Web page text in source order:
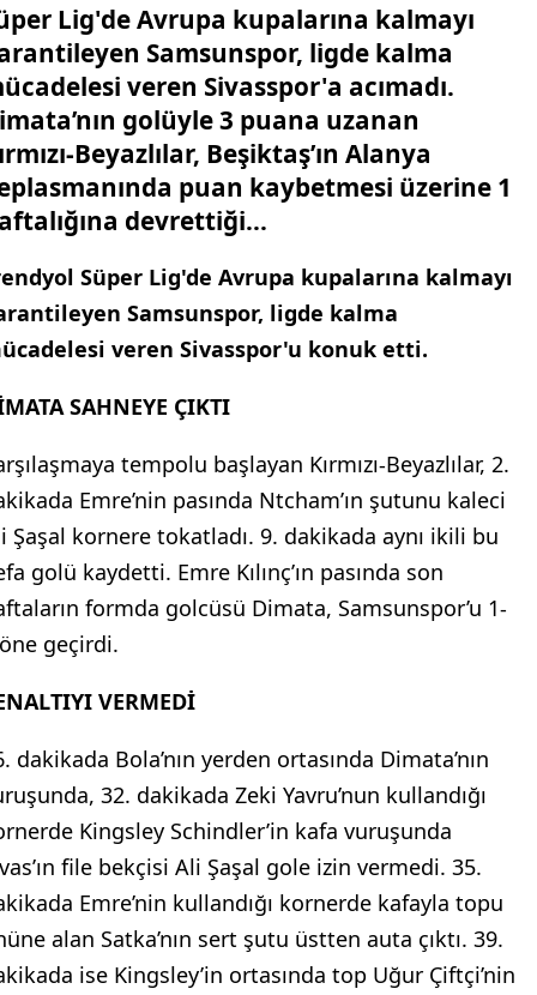
Lig'de Avrupa kupalarına kalmayı
Samsunspor, ligde kalma
veren Sivasspor'a acımadı.
golüyle 3 puana uzanan
Beyazlılar, Beşiktaş’ın Alanya
puan kaybetmesi üzerine 1
devrettiği...
Süper Lig'de Avrupa kupalarına kalmayı
Samsunspor, ligde kalma
veren Sivasspor'u konuk etti.
SAHNEYE ÇIKTI
tempolu başlayan Kırmızı-Beyazlılar, 2.
Emre’nin pasında Ntcham’ın şutunu kaleci
Şaşal kornere tokatladı. 9. dakikada aynı ikili bu
golü kaydetti. Emre Kılınç’ın pasında son
formda golcüsü Dimata, Samsunspor’u 1-
geçirdi.
VERMEDİ
dakikada Bola’nın yerden ortasında Dimata’nın
32. dakikada Zeki Yavru’nun kullandığı
Kingsley Schindler’in kafa vuruşunda
file bekçisi Ali Şaşal gole izin vermedi. 35.
Emre’nin kullandığı kornerde kafayla topu
alan Satka’nın sert şutu üstten auta çıktı. 39.
ise Kingsley’in ortasında top Uğur Çiftçi’nin